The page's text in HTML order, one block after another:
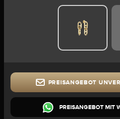
PREISANGEBOT
PREISANGEBOT MIT